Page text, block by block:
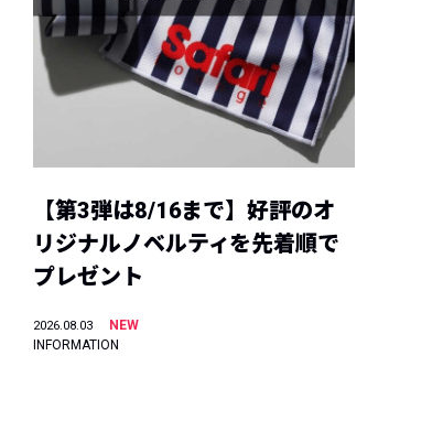
【第3弾は8/16まで】好評のオ
リジナルノベルティを先着順で
プレゼント
2026.08.03
NEW
INFORMATION